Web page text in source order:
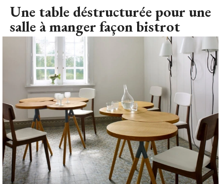
Une table déstructurée pour une
salle à manger façon bistrot